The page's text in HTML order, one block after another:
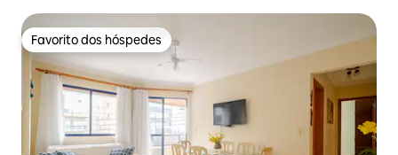
Favorito dos hóspedes
Favorito dos hóspedes